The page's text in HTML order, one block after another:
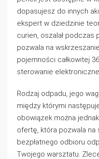
dopasujesz do innych
ekspert w dziedzinie
curien, oszalał podczas
pozwala na
pojemności całkowitej
sterowanie
Rodzaj odpadu, jego
między którymi
obowiązek można
ofertę, która pozwala
bezpłatnego odbioru
Twojego warsztatu.